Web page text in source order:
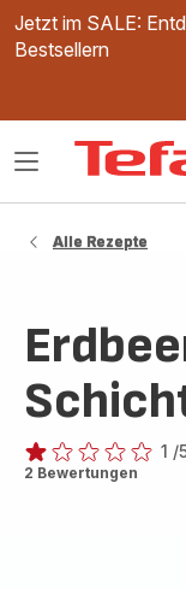
Jetzt im SALE:
Bestsellern
Das
Alle Rezepte
Bewertung
1 /
2 Bewertungen